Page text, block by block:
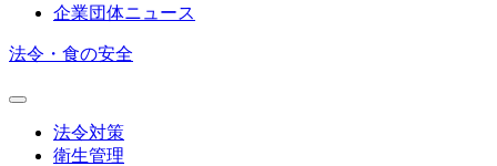
企業団体ニュース
法令・食の安全
法令対策
衛生管理